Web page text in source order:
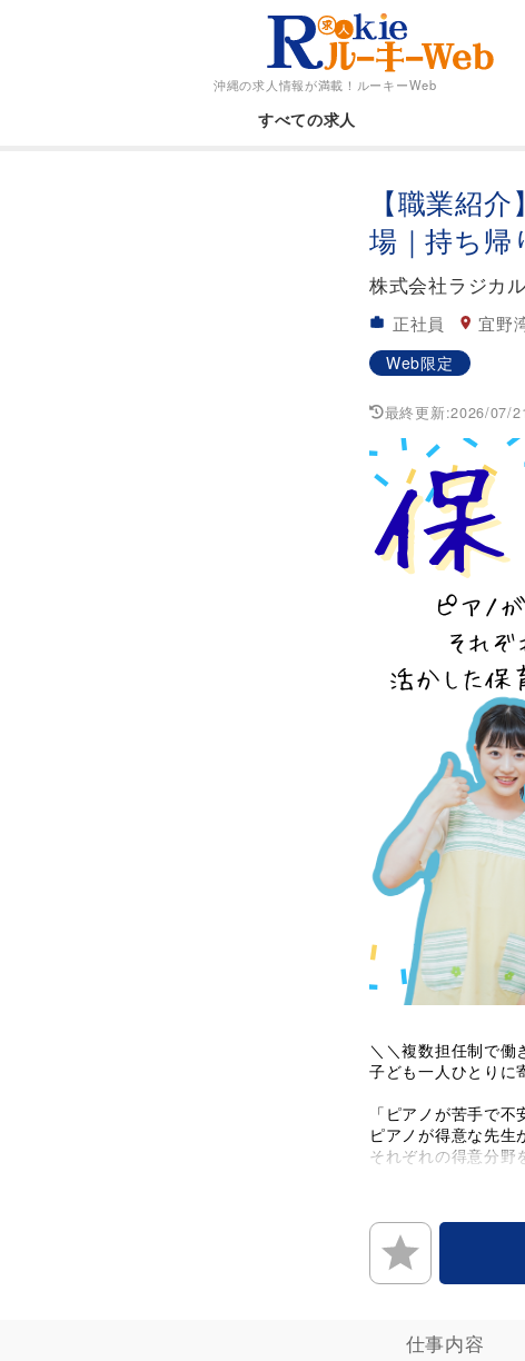
沖縄の求人情報が満載！ ルーキーWeb
すべての求人
【職業紹
場｜持ち
株式会社ラジカ
正社員 宜野
Web限定
最終更新:2026/07/
＼＼複数担任制で働
子ども一人ひとりに
「ピアノが苦手で
ピアノが得意な先
それぞれの得意分
◆相談しながら作業
◆賞与年2回＋昇給
◆有給とは別に“夏
◆転勤なし！もちろ
仕事内容